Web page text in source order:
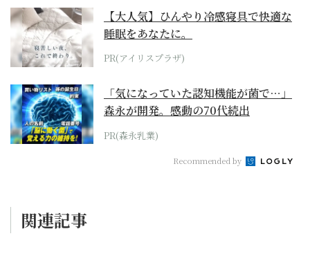
【大人気】ひんやり冷感寝具で快適な
睡眠をあなたに。
PR(アイリスプラザ)
「気になっていた認知機能が菌で…」
森永が開発。感動の70代続出
PR(森永乳業)
Recommended by
関連記事